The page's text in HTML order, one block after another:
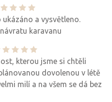
ukázáno a vysvětleno.
karavanu
kterou jsme si chtěli
dovolenou v létě
milí a na všem se dá bez